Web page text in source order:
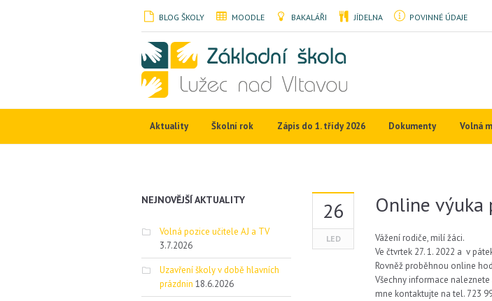
BLOG ŠKOLY MOODLE BAKALÁŘI JÍDELNA POVINNÉ ÚDAJE
Aktuality Školní rok Zápis do 1. třídy 2026 Dokumenty Volná
26
LED
Online výuka
Vážení rodiče, milí žáci.
Ve čtvrtek 27. 1. 2022 a v
Rovněž proběhnou online
Všechny informace naleznete
mne kontaktujte na tel. 723
NEJNOVĚJŠÍ AKTUALITY
Volná pozice učitele AJ a TV
3.7.2026
Uzavření školy v době hlavních
prázdnin 18.6.2026